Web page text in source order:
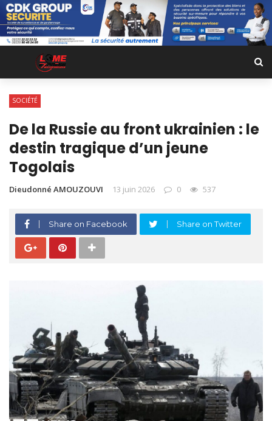
SOCIÉTÉ
De la Russie au front ukrainien : le
destin tragique d’un jeune
Togolais
Dieudonné AMOUZOUVI 13 juin 2026 0 537
Share on Facebook Share on Twitter